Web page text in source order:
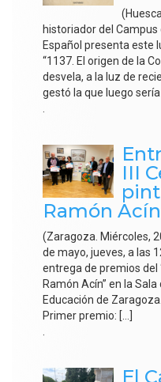
historiador del Campus
Español presenta este
“1137. El origen de la
desvela, a la luz de
gestó la que luego
III
Ramón Acín
(Zaragoza. Miércoles,
de mayo, jueves, a las
entrega de premios del
Ramón Acín” en la
Educación de
Primer premio: […]
El